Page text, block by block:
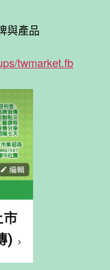
與產品
twmarket.fb